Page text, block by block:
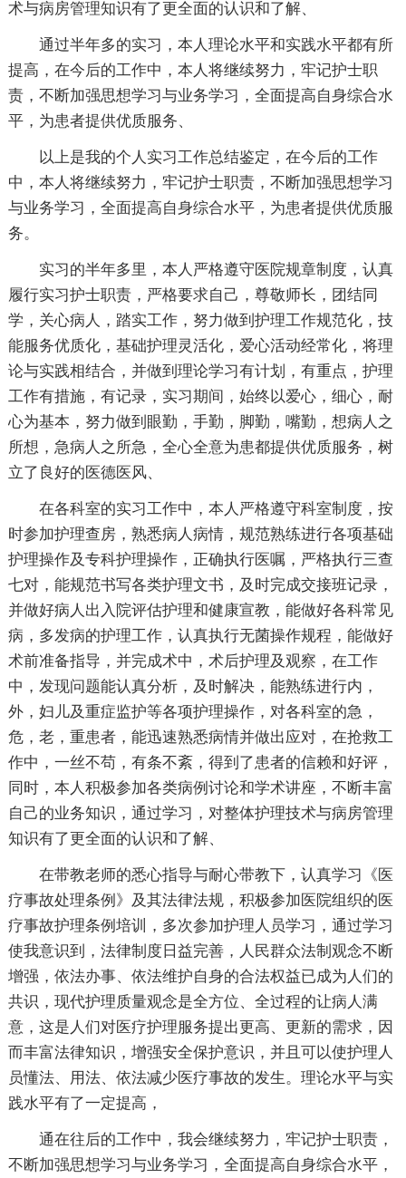
术与病房管理知识有了更全面的认识和了解、
通过半年多的实习，本人理论水平和实践水平都有所
提高，在今后的工作中，本人将继续努力，牢记护士职
责，不断加强思想学习与业务学习，全面提高自身综合水
平，为患者提供优质服务、
以上是我的个人实习工作总结鉴定，在今后的工作
中，本人将继续努力，牢记护士职责，不断加强思想学习
与业务学习，全面提高自身综合水平，为患者提供优质服
务。
实习的半年多里，本人严格遵守医院规章制度，认真
履行实习护士职责，严格要求自己，尊敬师长，团结同
学，关心病人，踏实工作，努力做到护理工作规范化，技
能服务优质化，基础护理灵活化，爱心活动经常化，将理
论与实践相结合，并做到理论学习有计划，有重点，护理
工作有措施，有记录，实习期间，始终以爱心，细心，耐
心为基本，努力做到眼勤，手勤，脚勤，嘴勤，想病人之
所想，急病人之所急，全心全意为患都提供优质服务，树
立了良好的医德医风、
在各科室的实习工作中，本人严格遵守科室制度，按
时参加护理查房，熟悉病人病情，规范熟练进行各项基础
护理操作及专科护理操作，正确执行医嘱，严格执行三查
七对，能规范书写各类护理文书，及时完成交接班记录，
并做好病人出入院评估护理和健康宣教，能做好各科常见
病，多发病的护理工作，认真执行无菌操作规程，能做好
术前准备指导，并完成术中，术后护理及观察，在工作
中，发现问题能认真分析，及时解决，能熟练进行内，
外，妇儿及重症监护等各项护理操作，对各科室的急，
危，老，重患者，能迅速熟悉病情并做出应对，在抢救工
作中，一丝不苟，有条不紊，得到了患者的信赖和好评，
同时，本人积极参加各类病例讨论和学术讲座，不断丰富
自己的业务知识，通过学习，对整体护理技术与病房管理
知识有了更全面的认识和了解、
在带教老师的悉心指导与耐心带教下，认真学习《医
疗事故处理条例》及其法律法规，积极参加医院组织的医
疗事故护理条例培训，多次参加护理人员学习，通过学习
使我意识到，法律制度日益完善，人民群众法制观念不断
增强，依法办事、依法维护自身的合法权益已成为人们的
共识，现代护理质量观念是全方位、全过程的让病人满
意，这是人们对医疗护理服务提出更高、更新的需求，因
而丰富法律知识，增强安全保护意识，并且可以使护理人
员懂法、用法、依法减少医疗事故的发生。理论水平与实
践水平有了一定提高，
通在往后的工作中，我会继续努力，牢记护士职责，
不断加强思想学习与业务学习，全面提高自身综合水平，